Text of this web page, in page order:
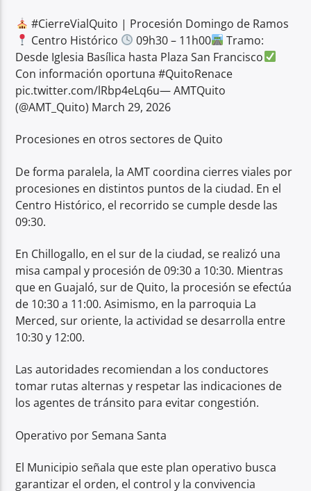
#CierreVialQuito | Procesión Domingo de Ramos
Centro Histórico
09h30 – 11h00
Tramo:
Desde Iglesia Basílica hasta Plaza San Francisco
Con información oportuna #QuitoRenace
pic.twitter.com/lRbp4eLq6u— AMTQuito
(@AMT_Quito) March 29, 2026
Procesiones en otros sectores de Quito
De forma paralela, la AMT coordina cierres viales por
procesiones en distintos puntos de la ciudad. En el
Centro Histórico, el recorrido se cumple desde las
09:30.
En Chillogallo, en el sur de la ciudad, se realizó una
misa campal y procesión de 09:30 a 10:30. Mientras
que en Guajaló, sur de Quito, la procesión se efectúa
de 10:30 a 11:00. Asimismo, en la parroquia La
Merced, sur oriente, la actividad se desarrolla entre
10:30 y 12:00.
Las autoridades recomiendan a los conductores
tomar rutas alternas y respetar las indicaciones de
los agentes de tránsito para evitar congestión.
Operativo por Semana Santa
El Municipio señala que este plan operativo busca
garantizar el orden, el control y la convivencia